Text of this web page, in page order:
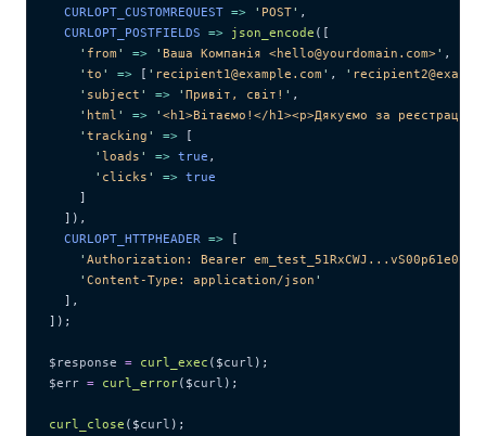
  CURLOPT_CUSTOMREQUEST
=> ' POST' ,
  CURLOPT_POSTFIELDS
=> json_encode ([
    '
from ' => ' Ваша Компанія <hello@yourdomain.com>' ,
    '
to ' => [ ' recipient1@example.com ' , '
    '
subject ' => ' Привіт, світ! ' ,
    '
html ' => ' <h1>Вітаємо!</h1><p>Дякуємо за
    '
tracking ' => [
      '
loads ' => true ,
      '
clicks ' => true
    ]
  ]),
  CURLOPT_HTTPHEADER
=> [
    '
Authorization: Bearer em_test_51RxCWJ...vS00p61e0qRE
    '
Content-Type: application/json '
  ],
]);
$response = curl_exec ($curl );
$err = curl_error($curl );
curl_close ($curl );